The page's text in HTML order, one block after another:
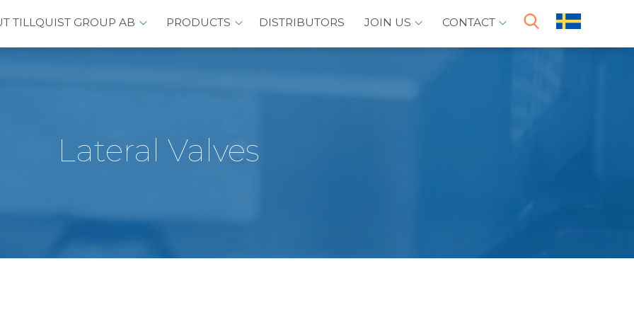
TILLQUIST GROUP AB PRODUCTS DISTRIBUTORS JOIN US CONTACT
Lateral Valves